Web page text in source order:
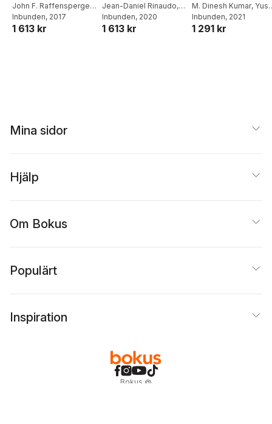
John F. Raffensperger ,
Mark W. Milke
Inbunden, 2017
1 613 kr
Management
Jean-Daniel Rinaudo,
Cameron Holley
Barnett ,Marielle
Inbunden, 2020
1 613 kr
Water Supply
Under Climatic
Extremes
M. Dinesh Kumar,
Kabir,Rushabh
Nitin Bassi
Inbunden, 2021
1 291 kr
Mina sidor
Hjälp
Om Bokus
Populärt
Inspiration
Bokus @